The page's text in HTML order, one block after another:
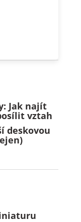
Jak najít
vztah
deskovou